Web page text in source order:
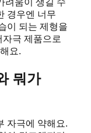
경우엔 너무
이 되는 제형을
자극 제품으로
요.
뭐가
자극에 약해요.